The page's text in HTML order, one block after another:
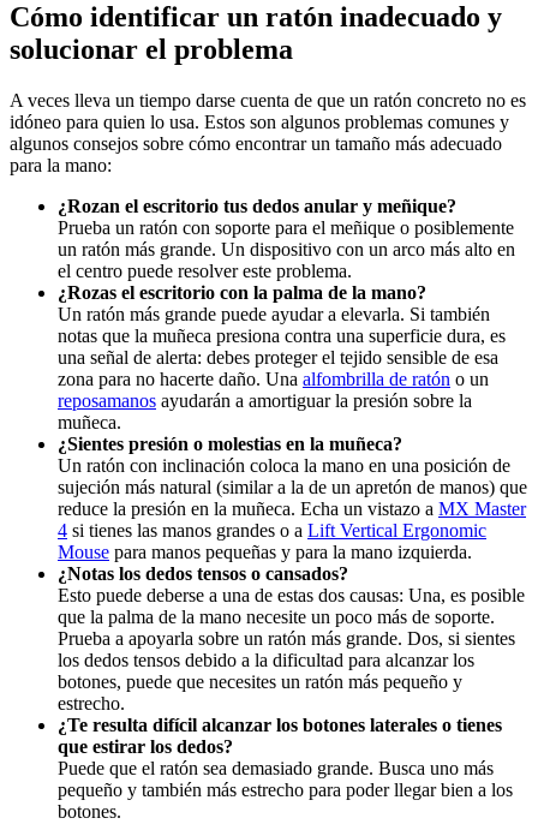
Cómo identificar un ratón inadecuado y
solucionar el problema
A veces lleva un tiempo darse cuenta de que un ratón concreto no es
idóneo para quien lo usa. Estos son algunos problemas comunes y
algunos consejos sobre cómo encontrar un tamaño más adecuado
para la mano:
¿Rozan el escritorio tus dedos anular y meñique?
Prueba un ratón con soporte para el meñique o posiblemente
un ratón más grande. Un dispositivo con un arco más alto en
el centro puede resolver este problema.
¿Rozas el escritorio con la palma de la mano?
Un ratón más grande puede ayudar a elevarla. Si también
notas que la muñeca presiona contra una superficie dura, es
una señal de alerta: debes proteger el tejido sensible de esa
zona para no hacerte daño. Una alfombrilla de ratón o un
reposamanos ayudarán a amortiguar la presión sobre la
muñeca.
¿Sientes presión o molestias en la muñeca?
Un ratón con inclinación coloca la mano en una posición de
sujeción más natural (similar a la de un apretón de manos) que
reduce la presión en la muñeca. Echa un vistazo a MX Master
4 si tienes las manos grandes o a Lift Vertical Ergonomic
Mouse para manos pequeñas y para la mano izquierda.
¿Notas los dedos tensos o cansados?
Esto puede deberse a una de estas dos causas: Una, es posible
que la palma de la mano necesite un poco más de soporte.
Prueba a apoyarla sobre un ratón más grande. Dos, si sientes
los dedos tensos debido a la dificultad para alcanzar los
botones, puede que necesites un ratón más pequeño y
estrecho.
¿Te resulta difícil alcanzar los botones laterales o tienes
que estirar los dedos?
Puede que el ratón sea demasiado grande. Busca uno más
pequeño y también más estrecho para poder llegar bien a los
botones.